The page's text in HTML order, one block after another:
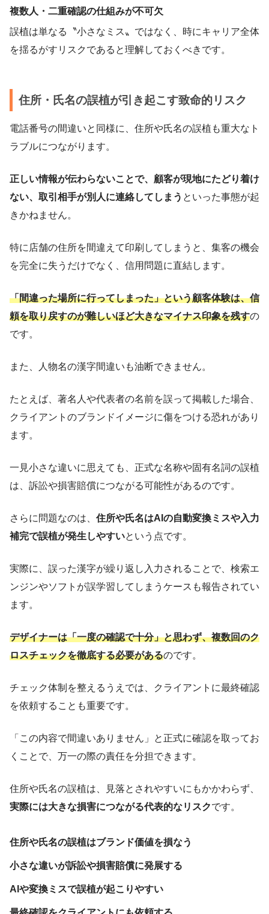
複数人・二重確認の仕組みが不可欠
誤植は単なる〝小さなミス〟ではなく、時にキャリア全体
を揺るがすリスクであると理解しておくべきです。
住所・氏名の誤植が引き起こす致命的リスク
電話番号の間違いと同様に、住所や氏名の誤植も重大なト
ラブルにつながります。
正しい情報が伝わらないことで、顧客が現地にたどり着け
ない、取引相手が別人に連絡してしまう といった事態が起
きかねません。
特に店舗の住所を間違えて印刷してしまうと、集客の機会
を完全に失うだけでなく、信用問題に直結します。
「間違った場所に行ってしまった」という顧客体験は、信
頼を取り戻すのが難しいほど大きなマイナス印象を残すの
です。
また、人物名の漢字間違いも油断できません。
たとえば、著名人や代表者の名前を誤って掲載した場合、
クライアントのブランドイメージに傷をつける恐れがあり
ます。
一見小さな違いに思えても、正式な名称や固有名詞の誤植
は、訴訟や損害賠償につながる可能性があるのです。
さらに問題なのは、 住所や氏名はAIの自動変換ミスや入力
補完で誤植が発生しやすいという点です。
実際に、誤った漢字が繰り返し入力されることで、検索エ
ンジンやソフトが誤学習してしまうケースも報告されてい
ます。
デザイナーは「一度の確認で十分」と思わず、複数回のク
ロスチェックを徹底する必要があるのです。
チェック体制を整えるうえでは、クライアントに最終確認
を依頼することも重要です。
「この内容で間違いありません」と正式に確認を取ってお
くことで、万一の際の責任を分担できます。
住所や氏名の誤植は、見落とされやすいにもかかわらず、
実際には大きな損害につながる代表的なリスクです。
住所や氏名の誤植はブランド価値を損なう
小さな違いが訴訟や損害賠償に発展する
AIや変換ミスで誤植が起こりやすい